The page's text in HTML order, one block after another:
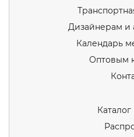
Дизайнерам и
Календарь
Оптовым